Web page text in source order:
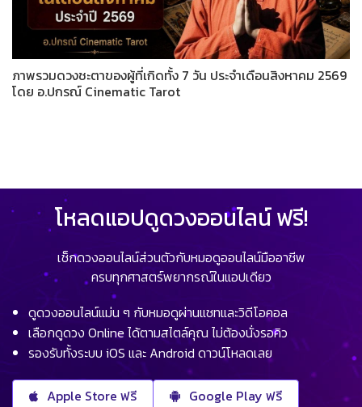
ภาพรวมดวงชะตาของผู้ที่เกิดทั้ง 7 วัน ประจำเดือนสิงหาคม 2569
โดย อ.ปกรณ์ Cinematic Tarot
โหลดแอปดูดวงออนไลน์ ฟรี!
เช็กดวงออนไลน์ส่วนตัวกับหมอดูออนไลน์มืออาชีพ
ครบทุกศาสตร์พยากรณ์ในแอปเดียว
ดูดวงออนไลน์แม่น ๆ กับหมอดูผ่านแชทและวิดีโอคอล
เลือกดูดวง Online ได้ตามสไตล์คุณ ไม่ต้องนั่งรอคิว
รองรับทั้งระบบ iOS และ Android ดาวน์โหลดเลย
Apple Store ฟรี Google Play ฟรี